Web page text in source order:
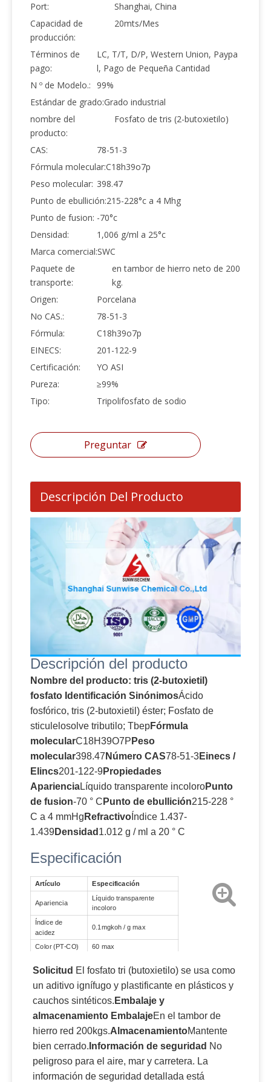
Port:
Shanghai, China
Capacidad de
producción:
20mts/Mes
Términos de
pago:
LC, T/T, D/P, Western Union, Paypa
l, Pago de Pequeña Cantidad
N º de Modelo.: 99%
Estándar de grado:Grado industrial
nombre del
producto:
Fosfato de tris (2-butoxietilo)
CAS:
78-51-3
Fórmula molecular:C18h39o7p
Peso molecular: 398.47
Punto de ebullición:215-228°c a 4 Mhg
Punto de fusion: -70°c
Densidad:
1,006 g/ml a 25°c
Marca comercial:SWC
Paquete de
transporte:
en tambor de hierro neto de 200
kg.
Origen:
Porcelana
No CAS.:
78-51-3
Fórmula:
C18h39o7p
EINECS:
201-122-9
Certificación:
YO ASI
Pureza:
≥99%
Tipo:
Tripolifosfato de sodio
Preguntar
Descripción Del Producto
Descripción del producto
Nombre del producto: tris (2-butoxietil)
fosfato Identificación SinónimosÁcido
fosfórico, tris (2-butoxietil) éster; Fosfato de
sticulelosolve tributilo; TbepFórmula
molecularC18H39O7P Peso
molecular398.47 Número CAS78-51-3Einecs /
Elincs201-122-9Propiedades
AparienciaLíquido transparente incoloroPunto
de fusion-70 ° C Punto de ebullición215-228 °
C a 4 mmHg Refractivo Índice 1.437-
1.439Densidad 1.012 g / ml a 20 ° C
Especificación
Artículo Especificación
Apariencia
Líquido transparente
incoloro
Índice de
acidez
0.1mgkoh / g max
Color (PT-CO)
60 max
Solicitud El fosfato tri (butoxietilo) se usa como
un aditivo ignífugo y plastificante en plásticos y
cauchos sintéticos. Embalaje y
almacenamiento EmbalajeEn el tambor de
hierro red 200kgs.AlmacenamientoMantente
bien cerrado. Información de seguridad No
peligroso para el aire, mar y carretera. La
información de seguridad detallada está